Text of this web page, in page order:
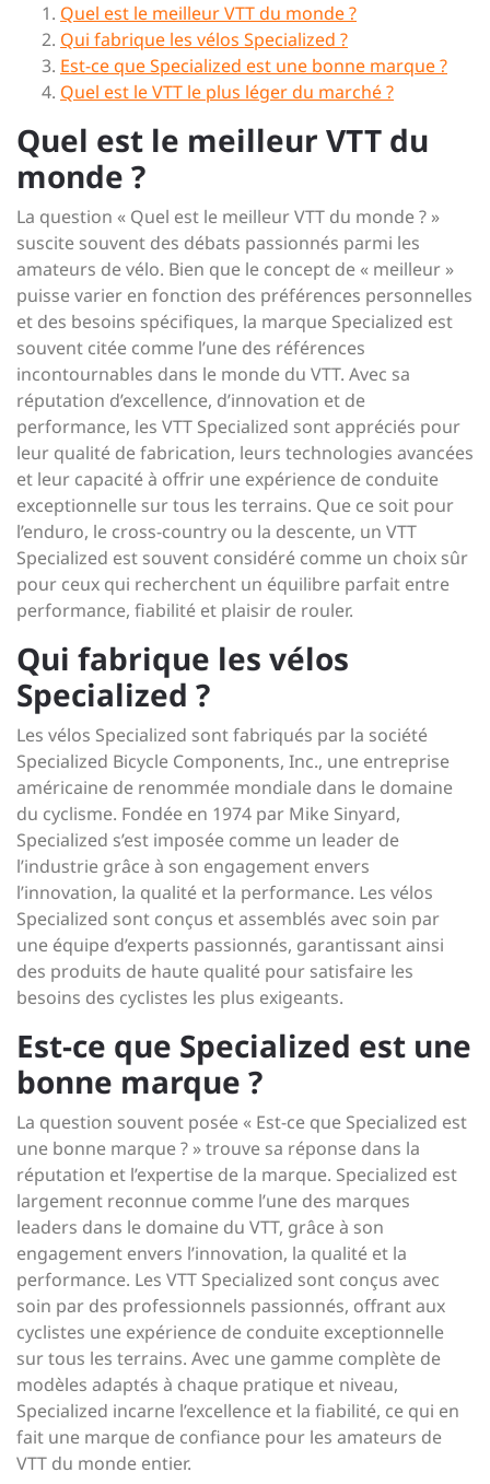
Quel est le meilleur VTT du monde ?
Qui fabrique les vélos Specialized ?
Est-ce que Specialized est une bonne marque ?
Quel est le VTT le plus léger du marché ?
Quel est le meilleur VTT du
monde ?
La question « Quel est le meilleur VTT du monde ? »
suscite souvent des débats passionnés parmi les
amateurs de vélo. Bien que le concept de « meilleur »
puisse varier en fonction des préférences personnelles
et des besoins spécifiques, la marque Specialized est
souvent citée comme l’une des références
incontournables dans le monde du VTT. Avec sa
réputation d’excellence, d’innovation et de
performance, les VTT Specialized sont appréciés pour
leur qualité de fabrication, leurs technologies avancées
et leur capacité à offrir une expérience de conduite
exceptionnelle sur tous les terrains. Que ce soit pour
l’enduro, le cross-country ou la descente, un VTT
Specialized est souvent considéré comme un choix sûr
pour ceux qui recherchent un équilibre parfait entre
performance, fiabilité et plaisir de rouler.
Qui fabrique les vélos
Specialized ?
Les vélos Specialized sont fabriqués par la société
Specialized Bicycle Components, Inc., une entreprise
américaine de renommée mondiale dans le domaine
du cyclisme. Fondée en 1974 par Mike Sinyard,
Specialized s’est imposée comme un leader de
l’industrie grâce à son engagement envers
l’innovation, la qualité et la performance. Les vélos
Specialized sont conçus et assemblés avec soin par
une équipe d’experts passionnés, garantissant ainsi
des produits de haute qualité pour satisfaire les
besoins des cyclistes les plus exigeants.
Est-ce que Specialized est une
bonne marque ?
La question souvent posée « Est-ce que Specialized est
une bonne marque ? » trouve sa réponse dans la
réputation et l’expertise de la marque. Specialized est
largement reconnue comme l’une des marques
leaders dans le domaine du VTT, grâce à son
engagement envers l’innovation, la qualité et la
performance. Les VTT Specialized sont conçus avec
soin par des professionnels passionnés, offrant aux
cyclistes une expérience de conduite exceptionnelle
sur tous les terrains. Avec une gamme complète de
modèles adaptés à chaque pratique et niveau,
Specialized incarne l’excellence et la fiabilité, ce qui en
fait une marque de confiance pour les amateurs de
VTT du monde entier.